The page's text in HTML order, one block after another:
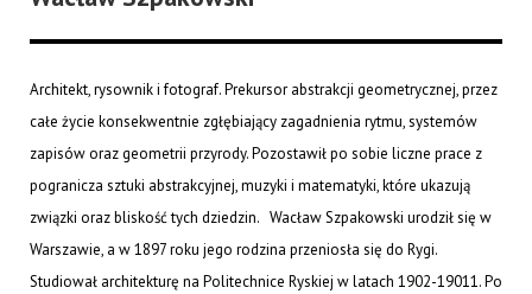
Architekt, rysownik i fotograf. Prekursor abstrakcji geometrycznej, przez
całe życie konsekwentnie zgłębiający zagadnienia rytmu, systemów
zapisów oraz geometrii przyrody. Pozostawił po sobie liczne prace z
pogranicza sztuki abstrakcyjnej, muzyki i matematyki, które ukazują
związki oraz bliskość tych dziedzin. Wacław Szpakowski urodził się w
Warszawie, a w 1897 roku jego rodzina przeniosła się do Rygi.
Studiował architekturę na Politechnice Ryskiej w latach 1902-19011. Po